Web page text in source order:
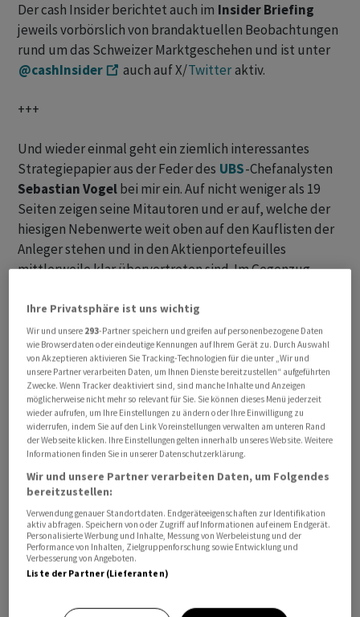
Der cash Insider berichtet auch im Insider Briefing
jeweils vorbörslich von brandaktuellen Beobachtungen
rund um das Schweizer Marktgeschehen und ist unter
@cashInsider
auch auf X/Twitteraktiv.
+++
Und wieder einmal geht ein ziemlich interessantes
Strategiepapier aus der Feder des UBS-Chefanalysten
Sebastian Vogelbei mir ein. Auf nicht weniger als 19
Seiten zeigen seine Mitautoren und er auf, welche der
hiesigen Nebenwerte weit oben auf den Kauflisten der
Anleger stehen und in den Aktienportefeuilles
mittlerweile klar übervertreten sind. Im Gegenzug
Unternehmen, um welche man an der Börse derzeit ein
grosser Bogen macht. Dabei bedienen sich die Autoren
eines sogenannten «Crowding Faktors». Je höher diese
Kennzahl, desto beliebter ist eine Aktie – und
umgekehrt.
Ihre Privatsphäre ist uns wichtig
Wir und unsere 293-Partner speichern und greifen auf personenbezogene Daten
wie Browserdaten oder eindeutige Kennungen auf Ihrem Gerät zu. Durch Auswahl
von Akzeptieren aktivieren Sie Tracking-Technologien für die unter „Wir und
unsere Partner verarbeiten Daten, um Ihnen Dienste bereitzustellen“ aufgeführten
Zwecke. Wenn Tracker deaktiviert sind, sind manche Inhalte und Anzeigen
möglicherweise nicht mehr so relevant für Sie. Sie können dieses Menü jederzeit
wieder aufrufen, um Ihre Einstellungen zu ändern oder Ihre Einwilligung zu
widerrufen, indem Sie auf den Link Voreinstellungen verwalten am unteren Rand
der Webseite klicken. Ihre Einstellungen gelten innerhalb unseres Website. Weitere
Informationen finden Sie in unserer Datenschutzerklärung.
Wir und unsere Partner verarbeiten Daten, um Folgendes
bereitzustellen:
Verwendung genauer Standortdaten. Endgeräteeigenschaften zur Identifikation
aktiv abfragen. Speichern von oder Zugriff auf Informationen auf einem Endgerät.
Personalisierte Werbung und Inhalte, Messung von Werbeleistung und der
Performance von Inhalten, Zielgruppenforschung sowie Entwicklung und
Verbesserung von Angeboten.
Liste der Partner (Lieferanten)